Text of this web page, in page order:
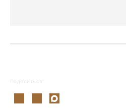
Поделиться: